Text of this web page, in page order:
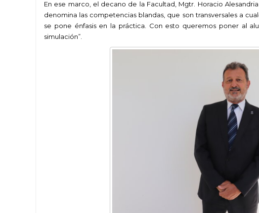
En ese marco, el decano de la Facultad, Mgtr. Horacio
denomina las competencias blandas, que son transversales a
se pone énfasis en la práctica. Con esto queremos poner al
simulación”.